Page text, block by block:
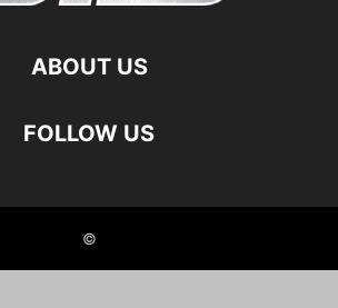
ABOUT US
FOLLOW US
©